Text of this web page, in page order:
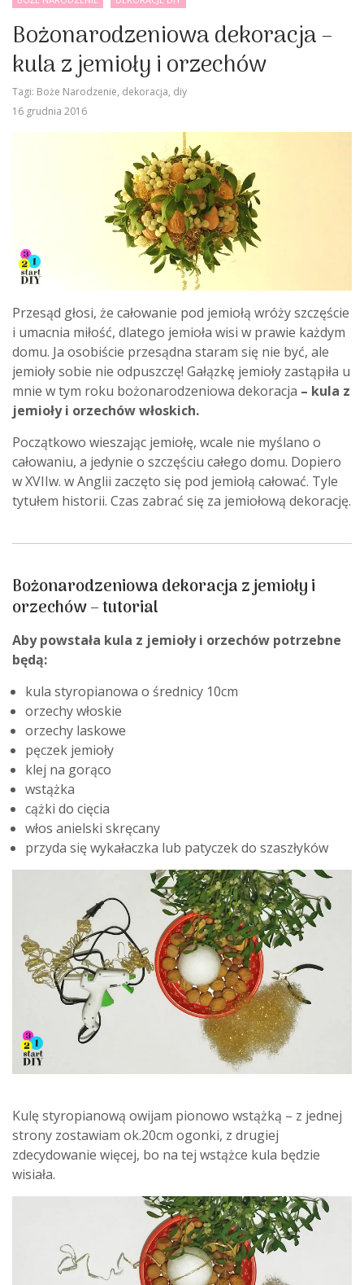
Bożonarodzeniowa dekoracja –
kula z jemioły i orzechów
Tagi: Boże Narodzenie, dekoracja, diy
16 grudnia 2016
Przesąd głosi, że całowanie pod jemiołą wróży szczęście
i umacnia miłość, dlatego jemioła wisi w prawie każdym
domu. Ja osobiście przesądna staram się nie być, ale
jemioły sobie nie odpuszczę! Gałązkę jemioły zastąpiła u
mnie w tym roku bożonarodzeniowa dekoracja – kula z
jemioły i orzechów włoskich.
Początkowo wieszając jemiołę, wcale nie myślano o
całowaniu, a jedynie o szczęściu całego domu. Dopiero
w XVIIw. w Anglii zaczęto się pod jemiołą całować. Tyle
tytułem historii. Czas zabrać się za jemiołową dekorację.
Bożonarodzeniowa dekoracja z jemioły i
orzechów – tutorial
Aby powstała kula z jemioły i orzechów potrzebne
będą:
kula styropianowa o średnicy 10cm
orzechy włoskie
orzechy laskowe
pęczek jemioły
klej na gorąco
wstążka
cążki do cięcia
włos anielski skręcany
przyda się wykałaczka lub patyczek do szaszłyków
Kulę styropianową owijam pionowo wstążką – z jednej
strony zostawiam ok.20cm ogonki, z drugiej
zdecydowanie więcej, bo na tej wstążce kula będzie
wisiała.